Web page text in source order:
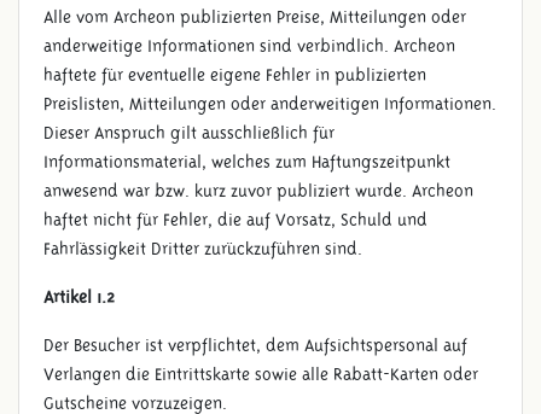
Alle vom Archeon publizierten Preise, Mitteilungen oder
anderweitige Informationen sind verbindlich. Archeon
haftete für eventuelle eigene Fehler in publizierten
Preislisten, Mitteilungen oder anderweitigen Informationen.
Dieser Anspruch gilt ausschließlich für
Informationsmaterial, welches zum Haftungszeitpunkt
anwesend war bzw. kurz zuvor publiziert wurde. Archeon
haftet nicht für Fehler, die auf Vorsatz, Schuld und
Fahrlässigkeit Dritter zurückzuführen sind.
Artikel 1.2
Der Besucher ist verpflichtet, dem Aufsichtspersonal auf
Verlangen die Eintrittskarte sowie alle Rabatt-Karten oder
Gutscheine vorzuzeigen.